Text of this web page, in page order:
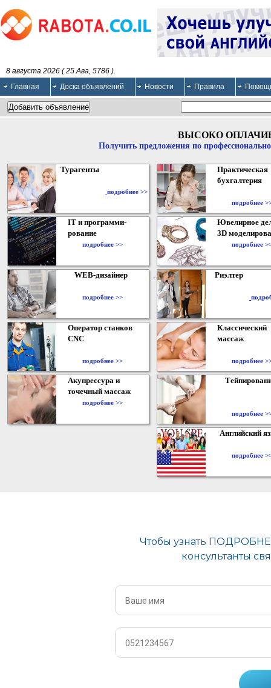
8 августа 2026 ( 25 Ава, 5786 ).
Главная
Доска объявлений Новости Правила
ВЫСОКО
Получить предложения по
Турагенты
подробнее >>
Практическая
бухгалтерия
подробнее
IT и программи-
рование
подробнее >>
Ювелирное
3D
подробнее
WEB-дизайнер
подробнее >>
Риэлтер
Оператор станков
CNC
подробнее >>
Классический
массаж
подробнее
Акупрессура и
точечный массаж
подробнее >>
подробнее
Английский
подробнее